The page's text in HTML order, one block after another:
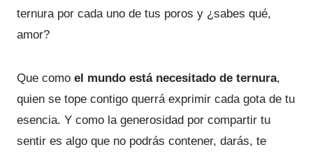
ternura por cada uno de tus poros y ¿sabes qué,
amor?
Que como el mundo está necesitado de ternura,
quien se tope contigo querrá exprimir cada gota de tu
esencia. Y como la generosidad por compartir tu
sentir es algo que no podrás contener, darás, te